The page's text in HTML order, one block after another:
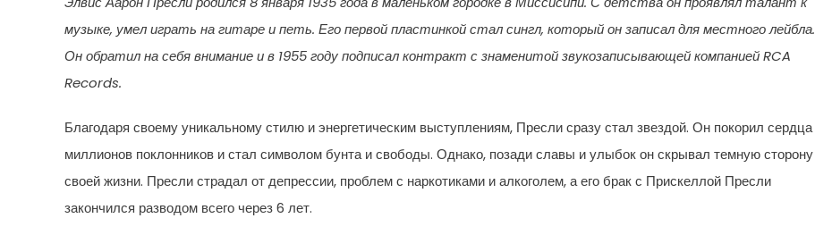
музыке, умел играть на гитаре и петь. Его первой пластинкой стал сингл, который он записал для местного лейбла.
Он обратил на себя внимание и в 1955 году подписал контракт с знаменитой звукозаписывающей компанией RCA
Records.
Благодаря своему уникальному стилю и энергетическим выступлениям, Пресли сразу стал звездой. Он покорил сердца
миллионов поклонников и стал символом бунта и свободы. Однако, позади славы и улыбок он скрывал темную сторону
своей жизни. Пресли страдал от депрессии, проблем с наркотиками и алкоголем, а его брак с Прискеллой Пресли
закончился разводом всего через 6 лет.